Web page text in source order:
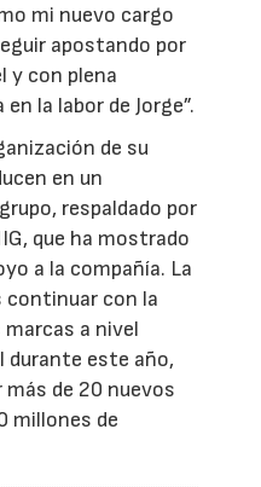
mi nuevo cargo
apostando por
y con plena
la labor de Jorge”.
de su
en un
respaldado por
que ha mostrado
a la compañía. La
con la
a nivel
durante este año,
más de 20 nuevos
millones de